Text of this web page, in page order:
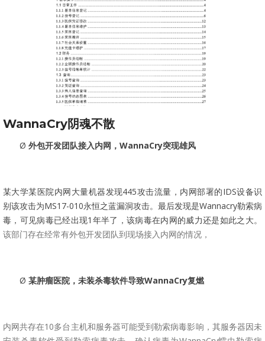
WannaCry阴魂不散
Ø 外包开发团队接入内网，WannaCry突现雄风
某大学某医院内网大量机器发现445攻击流量，内网部署的IDS设备识
别该攻击为MS17-010永恒之蓝漏洞攻击。最后发现是Wannacry勒索病
毒，可见病毒已经出现1年半了，该病毒在内网的威力还是如此之大。
该部门存在经常有外包开发团队到现场接入内网的情况，
Ø 某肿瘤医院，未装杀毒软件导致WannaCry复燃
内网共存在10多台主机和服务器可能受到勒索病毒影响，其服务器因未